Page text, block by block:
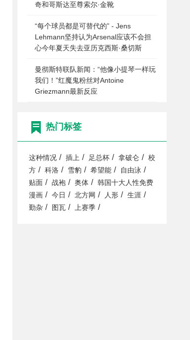
奇和哥斯达至尊索尔·金靴
“每个球员都是可替代的” - Jens
Lehmann坚持认为Arsenal应该不会担
心今年夏天失去亚历克西斯·桑切斯
曼彻斯特联队新闻：“他像小提琴一样玩
我们！”红魔鬼粉丝对Antoine
Griezmann最新反应
热门标签
这种情况 / 插上 / 足总杯 / 拿破仑 /
校
方 / 科洛 / 雪豹 / 希望能 / 自由泳 /
贴面 / 战袍 / 奥体 /
韩国十大人性免费
漫画 / 今日 / 北方网 / 人形 / 生涯 /
勤杂 / 图瓦 / 上赛季 /